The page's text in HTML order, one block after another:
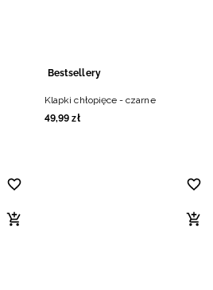
Bestsellery
Klapki chłopięce - czarne
49,99 zł